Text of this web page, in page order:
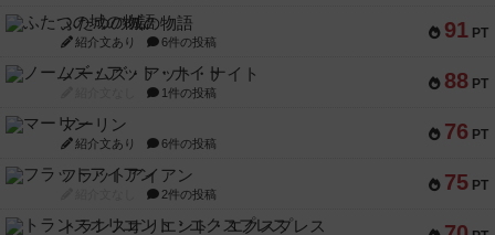
91 PT
ふたつの城の物語
紹介文あり 6件の投稿
88 PT
ノームズ・アット・ナイト
1件の投稿
76 PT
マーリン
紹介文あり 6件の投稿
75 PT
フラットアイアン
2件の投稿
トランスオリエント・エクスプレス